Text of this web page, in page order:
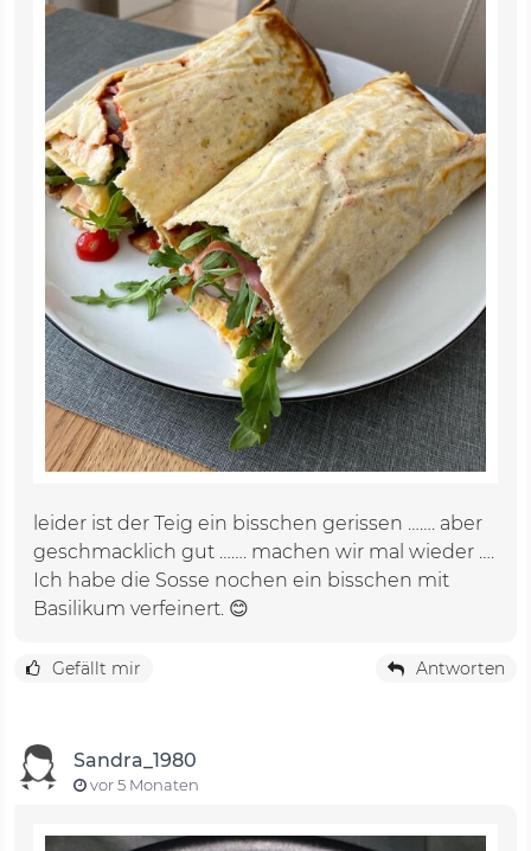
leider ist der Teig ein bisschen gerissen ……. aber
geschmacklich gut ……. machen wir mal wieder ….
Ich habe die Sosse nochen ein bisschen mit
Basilikum verfeinert. 😊
Gefällt mir Antworten
Sandra_1980
vor 5 Monaten